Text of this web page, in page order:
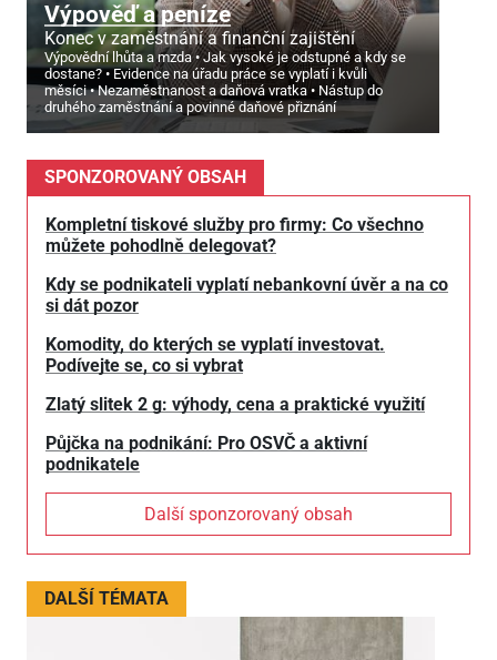
Výpověď a peníze
Konec v zaměstnání a finanční zajištění
Výpovědní lhůta a mzda
Jak vysoké je odstupné a kdy se
dostane?
Evidence na úřadu práce se vyplatí i kvůli
měsíci
Nezaměstnanost a daňová vratka
Nástup do
druhého zaměstnání a povinné daňové přiznání
SPONZOROVANÝ OBSAH
Kompletní tiskové služby pro firmy: Co všechno
můžete pohodlně delegovat?
Kdy se podnikateli vyplatí nebankovní úvěr a na co
si dát pozor
Komodity, do kterých se vyplatí investovat.
Podívejte se, co si vybrat
Zlatý slitek 2 g: výhody, cena a praktické využití
Půjčka na podnikání: Pro OSVČ a aktivní
podnikatele
Další sponzorovaný obsah
DALŠÍ TÉMATA